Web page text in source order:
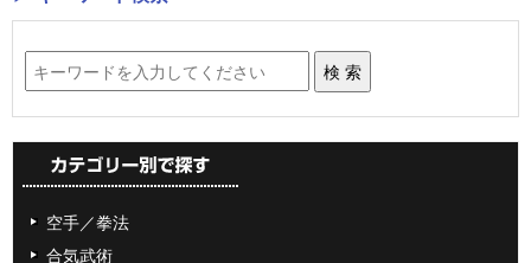
空手／拳法
合気武術